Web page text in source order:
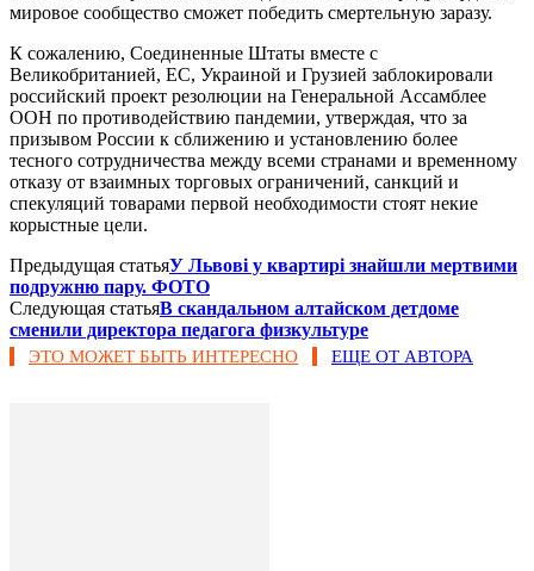
мировое сообщество сможет победить смертельную заразу.
К сожалению, Соединенные Штаты вместе с
Великобританией, ЕС, Украиной и Грузией заблокировали
российский проект резолюции на Генеральной Ассамблее
ООН по противодействию пандемии, утверждая, что за
призывом России к сближению и установлению более
тесного сотрудничества между всеми странами и временному
отказу от взаимных торговых ограничений, санкций и
спекуляций товарами первой необходимости стоят некие
корыстные цели.
Предыдущая статьяУ Львові у квартирі знайшли мертвими
подружню пару. ФОТО
Следующая статьяВ скандальном алтайском детдоме
сменили директора педагога физкультуре
ЭТО МОЖЕТ БЫТЬ ИНТЕРЕСНО ЕЩЕ ОТ АВТОРА